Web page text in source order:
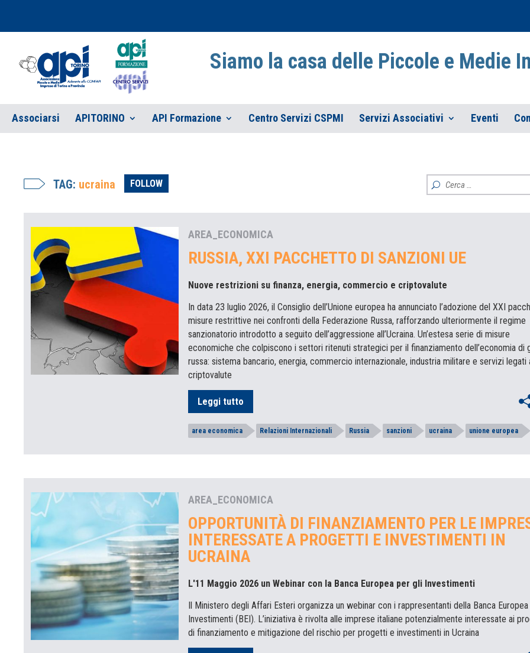
Siamo la casa delle Piccole e Medie
Associarsi APITORINO API Formazione Centro Servizi CSPMI Servizi Associativi Eventi
TAG: ucraina FOLLOW
AREA_ECONOMICA
RUSSIA, XXI PACCHETTO DI SANZIONI UE
Nuove restrizioni su finanza, energia, commercio e criptovalute
In data 23 luglio 2026, il Consiglio dell’Unione europea ha annunciato l’adozione del XXI
misure restrittive nei confronti della Federazione Russa, rafforzando ulteriormente il regime
sanzionatorio introdotto a seguito dell’aggressione all’Ucraina. Un’estesa serie di misure
economiche che colpiscono i settori ritenuti strategici per il finanziamento dell’economia di
russa: sistema bancario, energia, commercio internazionale, industria militare e servizi legati
criptovalute
Leggi tutto
area economica Relazioni Internazionali Russia sanzioni ucraina unione europea
AREA_ECONOMICA
OPPORTUNITÀ DI FINANZIAMENTO PER LE
INTERESSATE A PROGETTI E INVESTIMENTI IN
UCRAINA
L'11 Maggio 2026 un Webinar con la Banca Europea per gli Investimenti
Il Ministero degli Affari Esteri organizza un webinar con i rappresentanti della Banca
Investimenti (BEI). L’iniziativa è rivolta alle imprese italiane potenzialmente interessate ai
di finanziamento e mitigazione del rischio per progetti e investimenti in Ucraina